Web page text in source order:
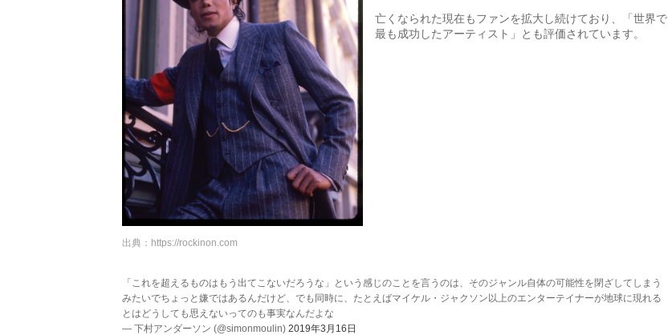
亡くなられた現在もファンを拡大し続けており、「世界で
最も成功したアーティスト」とも評価されています。
出典： https://rockinon.com
「これを超えるものはもう出てこないだろうな」という感じのことを言うのは、そのジャンル自体の可能性を閉ざしてしまう
みたいでちょっと嫌ではあるんだけど、でも同時に、たとえばマイケル・ジャクソン以上のエンターテイナーが地球に現れる
とはどうしても思えないってのも事実なんだよな
— 下村アンダーソン (@simonmoulin) 2019年3月16日